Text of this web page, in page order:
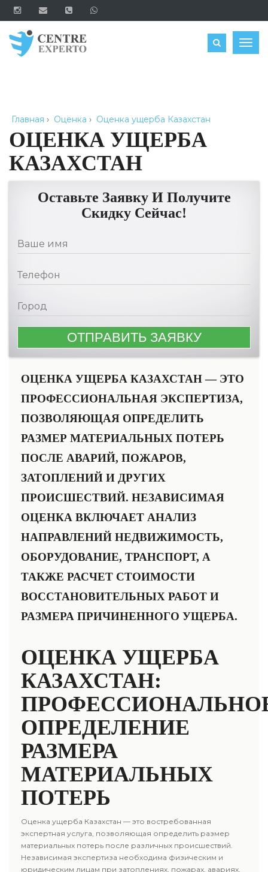
ЗАКАЗАТЬ
Главная › Оценка › Оценка ущерба Казахстан
ОЦЕНКА УЩЕРБА
КАЗАХСТАН
Оставьте Заявку И Получите
Скидку Сейчас!
ОЦЕНКА УЩЕРБА КАЗАХСТАН — ЭТО
ПРОФЕССИОНАЛЬНАЯ ЭКСПЕРТИЗА,
ПОЗВОЛЯЮЩАЯ ОПРЕДЕЛИТЬ
РАЗМЕР МАТЕРИАЛЬНЫХ ПОТЕРЬ
ПОСЛЕ АВАРИЙ, ПОЖАРОВ,
ЗАТОПЛЕНИЙ И ДРУГИХ
ПРОИСШЕСТВИЙ. НЕЗАВИСИМАЯ
ОЦЕНКА ВКЛЮЧАЕТ АНАЛИЗ
НАПРАВЛЕНИЙ НЕДВИЖИМОСТЬ,
ОБОРУДОВАНИЕ, ТРАНСПОРТ, А
ТАКЖЕ РАСЧЕТ СТОИМОСТИ
ВОССТАНОВИТЕЛЬНЫХ РАБОТ И
РАЗМЕРА ПРИЧИНЕННОГО УЩЕРБА.
ОЦЕНКА УЩЕРБА
КАЗАХСТАН:
ОПРЕДЕЛЕНИЕ
РАЗМЕРА
МАТЕРИАЛЬНЫХ
ПОТЕРЬ
Оценка ущерба Казахстан — это востребованная
экспертная услуга, позволяющая определить размер
материальных потерь после различных происшествий.
Независимая экспертиза необходима физическим и
юридическим лицам при затоплениях, пожарах, авариях,